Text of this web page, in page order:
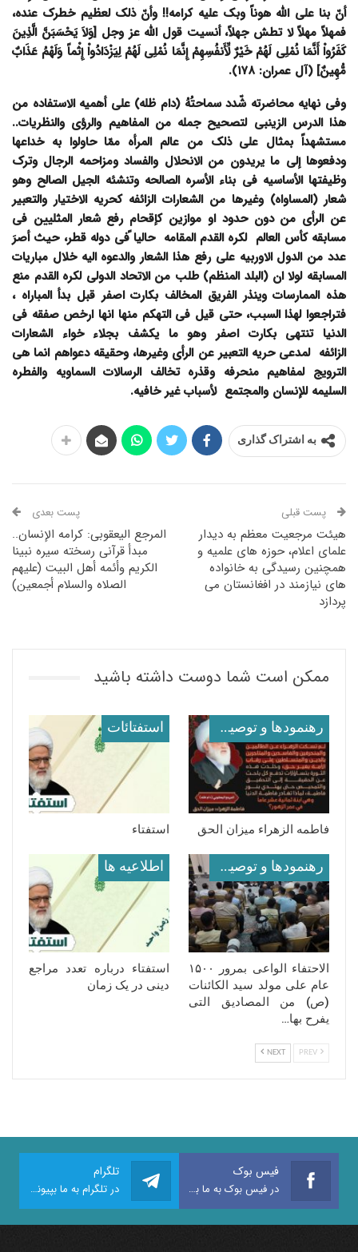
أنّ بنا على الله هوناً وبک علیه کرامه!! وأنّ ذلک لعظیم خطرک عنده،
فمهلاً مهلاً لا تطش جهلاً، أنسیت قول الله عز وجل [وَلاَ یَحْسَبَنَّ الَّذِینَ
کَفَرُواْ أَنَّمَا نُمْلِی لَهُمْ خَیْرٌ لِّأَنفُسِهِمْ إِنَّمَا نُمْلِی لَهُمْ لِیَزْدَادُواْ إِثْماً وَلَهْمُ عَذَابٌ
مُّهِینٌ] (آل عمران: ۱۷۸).
وفی نهایه محاضرته شّدد سماحتُهُ (دام ظله) على أهمیه الاستفاده من
هذا الدرس الزینبی لتصحیح جمله من المفاهیم والرؤى والنظریات..
مستشهداً بمثال على ذلک من عالم المرأه ممّا حاولوا به خداعها
ودفعوها إلى ما یریدون من الانحلال والفساد ومزاحمه الرجال وترک
وظیفتها الأساسیه فی بناء الأسره الصالحه وتنشئه الجیل الصالح وهو
شعار (المساواه) وغیرها من الشعارات الزائفه کحریه الاختیار والتعبیر
عن الرأی من دون حدود او موازین کإقحام رفع شعار المثلیین فی
مسابقه کأس العالم لکره القدم المقامه حالیا ًفی دوله قطر، حیث أصرَ
عدد من الدول الاوربیه على رفع هذا الشعار والدعوه الیه خلال مباریات
المسابقه لولا ان (البلد المنظم) طلب من الاتحاد الدولی لکره القدم منع
هذه الممارسات وینذر الفریق المخالف بکارت اصفر قبل بدأ المباراه ،
فتراجعوا لهذا السبب، حتى قیل فی التهکم منها انها ارخص صفقه فی
الدنیا تنتهی بکارت اصفر وهو ما یکشف بجلاء خواء الشعارات
الزائفه لمدعی حریه التعبیر عن الرأی وغیرها، وحقیقه دعواهم انما هی
الترویج لمفاهیم منحرفه وقذره تخالف الرسالات السماویه والفطره
السلیمه للإنسان والمجتمع لأسباب غیر خافیه.
به اشتراک گذاری
پست قبلی
هیئت مرجعیت معظم به دیدار
علمای اعلام، حوزه های علمیه و
همچنین رسیدگی به خانواده
های نیازمند در افغانستان می
پردازد
پست بعدی
المرجع الیعقوبی: کرامه الإنسان..
مبدأ قرآنی رسخته سیره نبینا
الکریم وأئمه أهل البیت (علیهم
الصلاه والسلام أجمعین)
ممکن است شما دوست داشته باشید
رهنمودها و توصیه ها
فاطمه الزهراء میزان الحق
استفتائات
استفتاء
رهنمودها و توصیه ها
‏الاحتفاء الواعی بمرور ۱۵۰۰
عام على مولد سید الکائنات
(ص) من المصادیق التی
یفرح بها…
اطلاعيه ها
استفتاء درباره تعدد مراجع
دینی در یک زمان
NEXT
فیس بوک
در فیس بوک به ما بپیوندید
تلگرام
در تلگرام به ما بپیوندید